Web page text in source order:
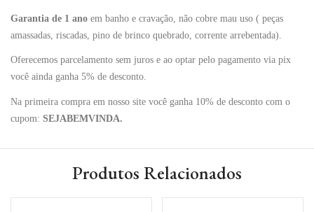
Garantia de 1 ano em banho e cravação, não cobre mau uso ( peças
amassadas, riscadas, pino de brinco quebrado, corrente arrebentada).
Oferecemos parcelamento sem juros e ao optar pelo pagamento via pix
você ainda ganha 5% de desconto.
Na primeira compra em nosso site você ganha 10% de desconto com o
cupom: SEJABEMVINDA.
Produtos Relacionados